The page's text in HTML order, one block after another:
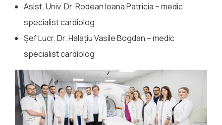
Asist. Univ. Dr. Rodean Ioana Patricia – medic
specialist cardiolog
Șef Lucr. Dr. Halațiu Vasile Bogdan – medic
specialist cardiolog